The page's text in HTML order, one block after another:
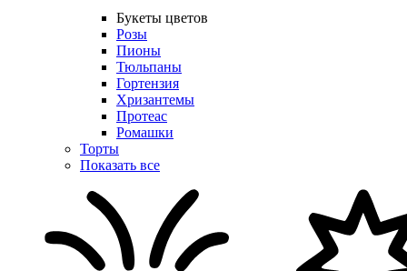
Букеты цветов
Розы
Пионы
Тюльпаны
Гортензия
Хризантемы
Протеас
Ромашки
Торты
Показать все